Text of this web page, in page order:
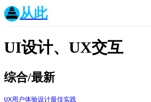
从此
UI设计、UX交互
综合/最新
UX用户体验设计最佳实践